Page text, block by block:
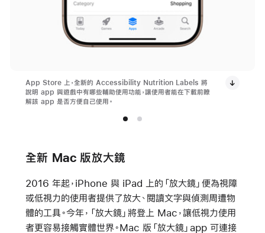
App Store 上，全新的 Accessibility Nutrition Labels 將
說明 app 與遊戲中有哪些輔助使用功能，讓使用者能在下載前瞭
解該 app 是否方便自己使用。
全新 Mac 版放大鏡
2016 年起，iPhone 與 iPad 上的「放大鏡」便為視障
或低視力的使用者提供了放大、閱讀文字與偵測周遭物
體的工具。今年，「放大鏡」將登上 Mac，讓低視力使用
者更容易接觸實體世界。Mac 版「放大鏡」app 可連接